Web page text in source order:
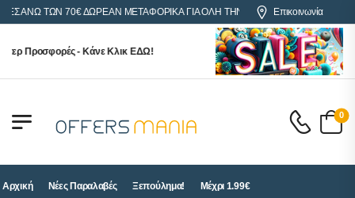
ΑΝΩ ΤΩΝ 70€ ΔΩΡΕΑΝ ΜΕΤΑΦΟΡΙΚΑ ΓΙΑ ΟΛΗ ΤΗΝ ΕΛΛΑΔΑΕπικοινωνία
Προσφορές - Κάνε Κλικ ΕΔΩ!
0
Αρχική Νέες Παραλαβές Ξεπούλημα! Μέχρι 1.99€